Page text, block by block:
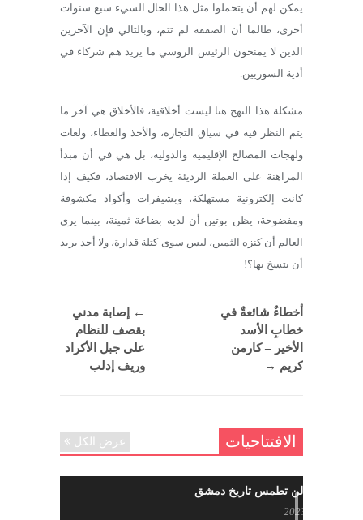
يمكن لهم أن يتحملوا مثل هذا الحال السيء سبع سنوات
أخرى، طالما أن الصفقة لم تتم، وبالتالي فإن الآخرين
الذين لا يمنحون الرئيس الروسي ما يريد هم شركاء في
أذية السوريين.
مشكلة هذا النهج هنا ليست أخلاقية، فالأخلاق هي آخر ما
يتم النظر فيه في سياق التجارة، والأخذ والعطاء، ولغات
ولهجات المصالح الإقليمية والدولية، بل هي في أن مبدأ
المراهنة على العملة الرديئة يخرب الاقتصاد، فكيف إذا
كانت إلكترونية مستهلكة، وبشيفرات وأكواد مكشوفة
ومفضوحة، يظن بوتين أن لديه بضاعة ثمينة، بينما يرى
العالم أن كنزه الثمين، ليس سوى كتلة قذارة، ولا أحد يريد
أن يتسخ بها؟!
←
إصابة مدني
بقصف للنظام
على جبل الأكراد
وريف إدلب
أخطاءٌ شائعةٌ في
خطابِ الأسد
الأخير – كارمن
كريم →
الافتتاحيات عرض الكل
حرائقكم لن تطمس تاريخ دمشق